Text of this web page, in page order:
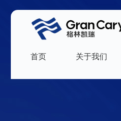
首页 关于我们